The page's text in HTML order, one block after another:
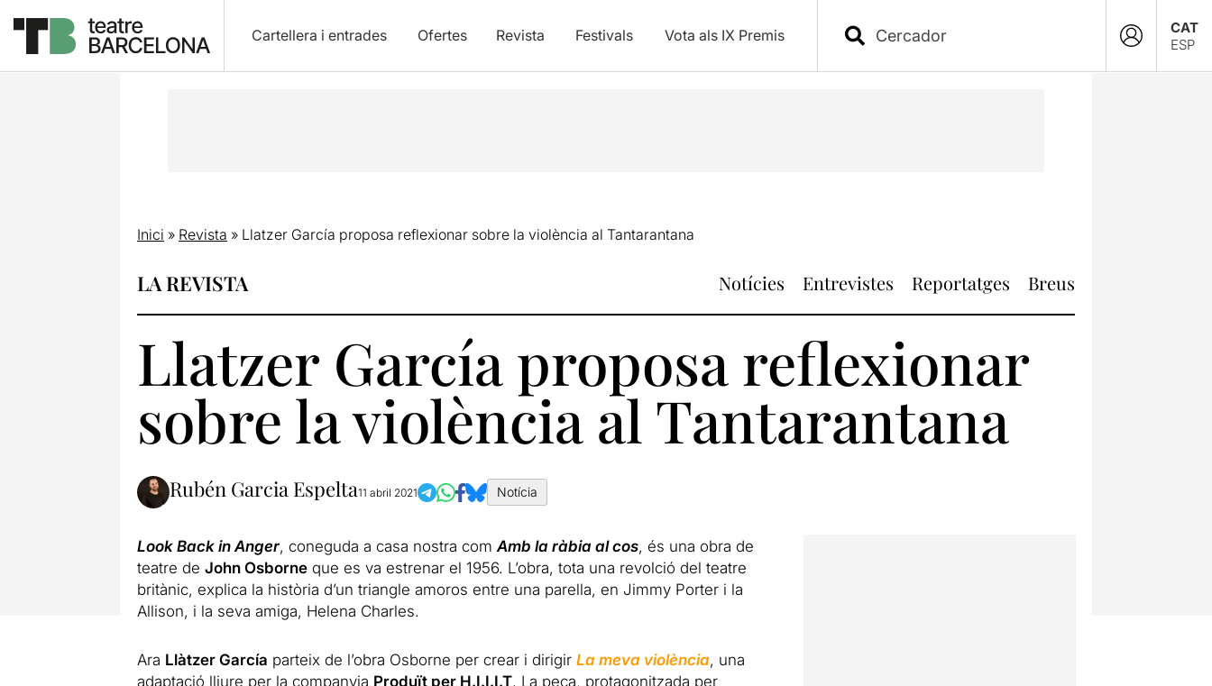
Cartellera i entrades Ofertes Revista Festivals Vota als IX Premis
CAT
ESP
Inici » Revista » Llatzer García proposa reflexionar sobre la violència al Tantarantana
LA REVISTA Notícies Entrevistes Reportatges Breus
Llatzer García proposa reflexionar
sobre la violència al Tantarantana
Rubén Garcia Espelta11 abril 2021 Notícia
Look Back in Anger, coneguda a casa nostra comAmb la ràbia al cos, és una obra de
teatre de John Osborneque es va estrenar el 1956. L’obra, tota una revolció del teatre
britànic, explica la història d’un triangle amoros entre una parella, en Jimmy Porter i la
Allison, i la seva amiga, Helena Charles.
Ara Llàtzer García parteix de l’obra Osborne per crear i dirigir La meva violència, una
adaptació lliure per la companyia Produït per H.I.I.I.T. La peça, protagonitzada per